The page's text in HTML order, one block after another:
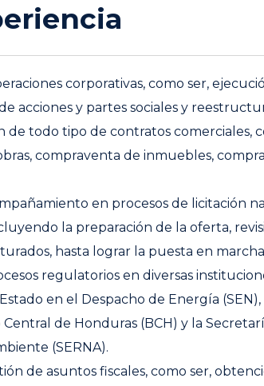
corporativas, como ser,
acciones y partes sociales y
de todo tipo de contratos comerciales,
compraventa de inmuebles,
en procesos de licitación
la preparación de la oferta,
hasta lograr la puesta en
regulatorios en diversas
en el Despacho de Energía
Central de Honduras (BCH) y la
(SERNA).
de asuntos fiscales, como ser,